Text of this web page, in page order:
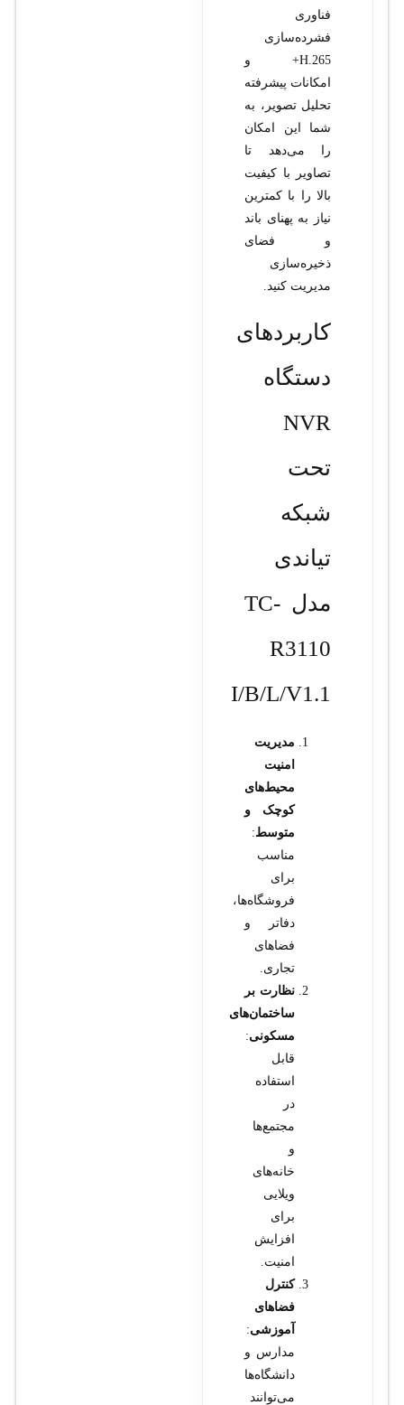
فناوری
فشرده‌سازی
H.265+ و
امکانات پیشرفته
تحلیل تصویر، به
شما این امکان
را می‌دهد تا
تصاویر با کیفیت
بالا را با کمترین
نیاز به پهنای باند
و فضای
ذخیره‌سازی
مدیریت کنید.
کاربردهای
دستگاه
NVR
تحت
شبکه
تیاندی
مدل TC-
R3110
I/B/L/V1.1
مدیریت
امنیت
محیط‌های
کوچک و
متوسط:
مناسب
برای
فروشگاه‌ها،
دفاتر و
فضاهای
تجاری.
نظارت بر
ساختمان‌های
مسکونی:
قابل
استفاده
در
مجتمع‌ها
و
خانه‌های
ویلایی
برای
افزایش
امنیت.
کنترل
فضاهای
آموزشی:
مدارس و
دانشگاه‌ها
می‌توانند